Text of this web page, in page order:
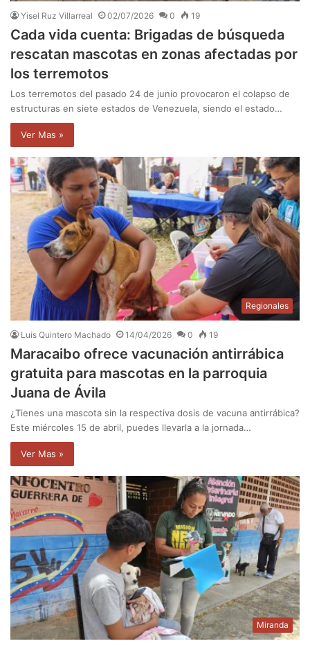
Yisel Ruz Villarreal 02/07/2026 0 19
Cada vida cuenta: Brigadas de búsqueda
rescatan mascotas en zonas afectadas por
los terremotos
Los terremotos del pasado 24 de junio provocaron el colapso de
estructuras en siete estados de Venezuela, siendo el estado…
Ver Mas »
Regionales
Luis Quintero Machado 14/04/2026 0 19
Maracaibo ofrece vacunación antirrábica
gratuita para mascotas en la parroquia
Juana de Ávila
¿Tienes una mascota sin la respectiva dosis de vacuna antirrábica?
Este miércoles 15 de abril, puedes llevarla a la jornada…
Ver Mas »
Miranda